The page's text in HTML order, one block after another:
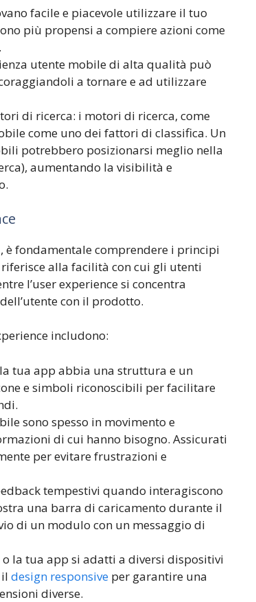
facile e piacevole utilizzare il tuo
più propensi a compiere azioni come
utente mobile di alta qualità può
a tornare e ad utilizzare
di ricerca: i motori di ricerca, come
come uno dei fattori di classifica. Un
potrebbero posizionarsi meglio nella
aumentando la visibilità e
è fondamentale comprendere i principi
riferisce alla facilità con cui gli utenti
l’user experience si concentra
con il prodotto.
includono:
tua app abbia una struttura e un
e simboli riconoscibili per facilitare
sono spesso in movimento e
di cui hanno bisogno. Assicurati
per evitare frustrazioni e
tempestivi quando interagiscono
una barra di caricamento durante il
di un modulo con un messaggio di
la tua app si adatti a diversi dispositivi
design responsive per garantire una
diverse.